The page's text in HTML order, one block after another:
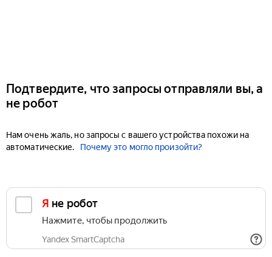
Подтвердите, что запросы отправляли вы, а
не робот
Нам очень жаль, но запросы с вашего устройства похожи на
автоматические.
Почему это могло произойти?
Я не робот
Нажмите, чтобы продолжить
Yandex SmartCaptcha